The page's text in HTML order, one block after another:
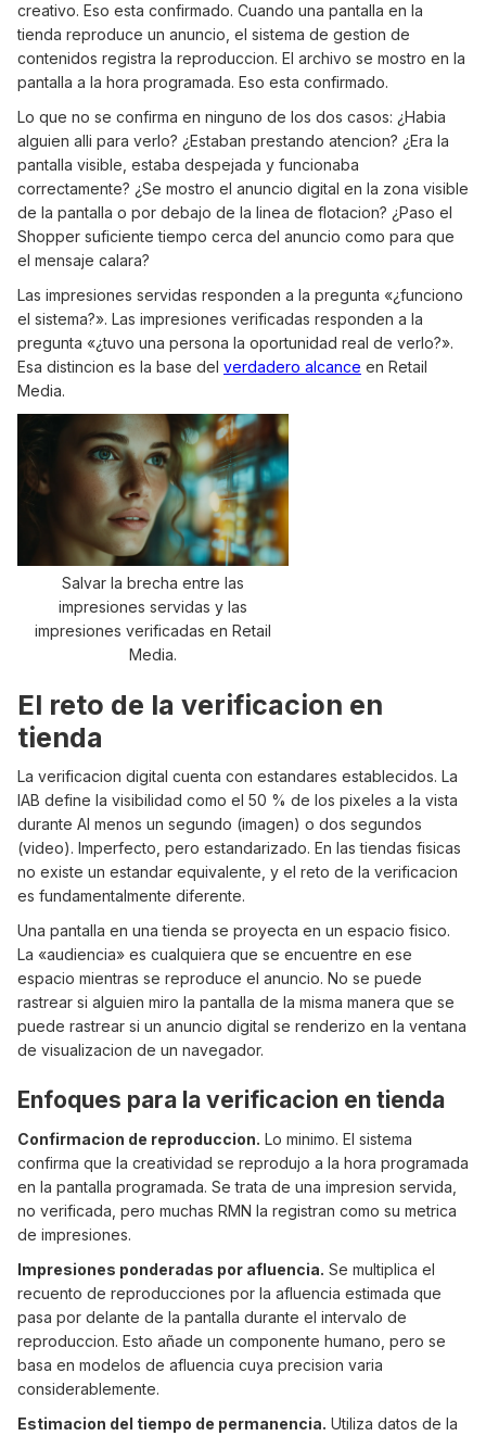
creativo. Eso esta confirmado. Cuando una pantalla en la
tienda reproduce un anuncio, el sistema de gestion de
contenidos registra la reproduccion. El archivo se mostro en la
pantalla a la hora programada. Eso esta confirmado.
Lo que no se confirma en ninguno de los dos casos: ¿Habia
alguien alli para verlo? ¿Estaban prestando atencion? ¿Era la
pantalla visible, estaba despejada y funcionaba
correctamente? ¿Se mostro el anuncio digital en la zona visible
de la pantalla o por debajo de la linea de flotacion? ¿Paso el
Shopper suficiente tiempo cerca del anuncio como para que
el mensaje calara?
Las impresiones servidas responden a la pregunta «¿funciono
el sistema?». Las impresiones verificadas responden a la
pregunta «¿tuvo una persona la oportunidad real de verlo?».
Esa distincion es la base del verdadero alcance en Retail
Media.
Salvar la brecha entre las
impresiones servidas y las
impresiones verificadas en Retail
Media.
El reto de la verificacion en
tienda
La verificacion digital cuenta con estandares establecidos. La
IAB define la visibilidad como el 50 % de los pixeles a la vista
durante AI menos un segundo (imagen) o dos segundos
(video). Imperfecto, pero estandarizado. En las tiendas fisicas
no existe un estandar equivalente, y el reto de la verificacion
es fundamentalmente diferente.
Una pantalla en una tienda se proyecta en un espacio fisico.
La «audiencia» es cualquiera que se encuentre en ese
espacio mientras se reproduce el anuncio. No se puede
rastrear si alguien miro la pantalla de la misma manera que se
puede rastrear si un anuncio digital se renderizo en la ventana
de visualizacion de un navegador.
Enfoques para la verificacion en tienda
Confirmacion de reproduccion. Lo minimo. El sistema
confirma que la creatividad se reprodujo a la hora programada
en la pantalla programada. Se trata de una impresion servida,
no verificada, pero muchas RMN la registran como su metrica
de impresiones.
Impresiones ponderadas por afluencia. Se multiplica el
recuento de reproducciones por la afluencia estimada que
pasa por delante de la pantalla durante el intervalo de
reproduccion. Esto añade un componente humano, pero se
basa en modelos de afluencia cuya precision varia
considerablemente.
Estimacion del tiempo de permanencia. Utiliza datos de la